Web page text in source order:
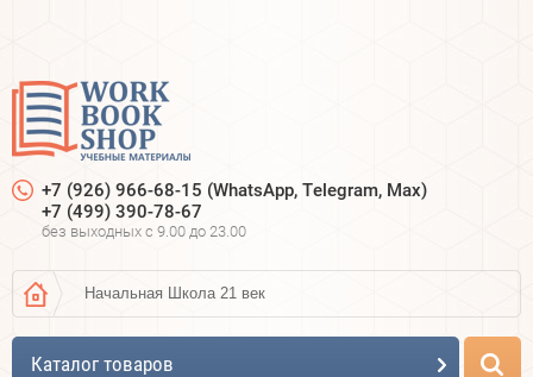
+7 (926) 966-68-15 (WhatsApp, Telegram, Max)
+7 (499) 390-78-67
без выходных c 9.00 до 23.00
Начальная Школа 21 век
Каталог товаров